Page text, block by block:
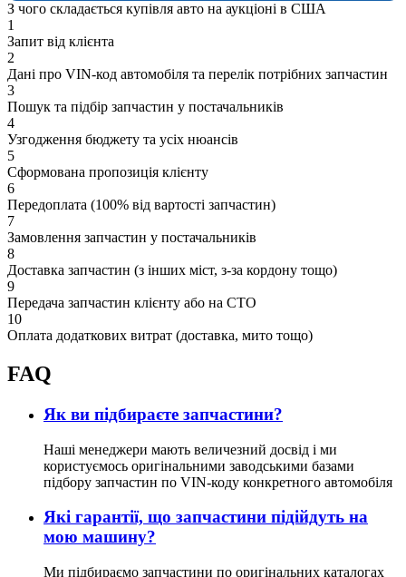
З чого складається купівля авто на аукціоні в США
1
Запит від клієнта
2
Дані про VIN-код автомобіля та перелік потрібних запчастин
3
Пошук та підбір запчастин у постачальників
4
Узгодження бюджету та усіх нюансів
5
Сформована пропозиція клієнту
6
Передоплата (100% від вартості запчастин)
7
Замовлення запчастин у постачальників
8
Доставка запчастин (з інших міст, з-за кордону тощо)
9
Передача запчастин клієнту або на СТО
10
Оплата додаткових витрат (доставка, мито тощо)
FAQ
Як ви підбираєте запчастини?
Наші менеджери мають величезний досвід і ми
користуємось оригінальними заводськими базами
підбору запчастин по VIN-коду конкретного автомобіля
Які гарантії, що запчастини підійдуть на
мою машину?
Ми підбираємо запчастини по оригінальних каталогах